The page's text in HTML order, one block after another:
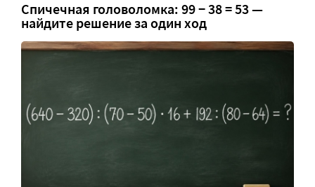
Спичечная головоломка: 99 − 38 = 53 —
найдите решение за один ход